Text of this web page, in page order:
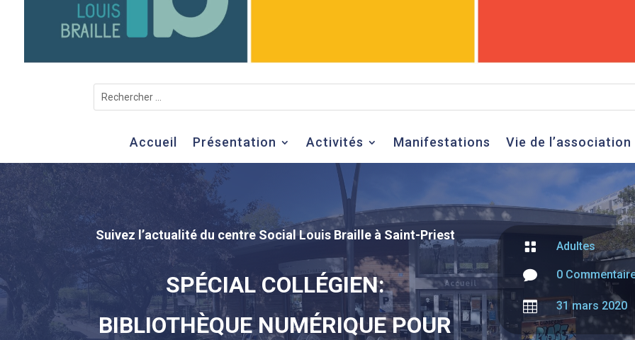
Accueil Présentation Activités Manifestations Vie de l’association
Suivez l’actualité du centre Social Louis Braille à Saint-Priest
SPÉCIAL COLLÉGIEN:
BIBLIOTHÈQUE NUMÉRIQUE POUR
 Adultes
 0
 31 mars 2020